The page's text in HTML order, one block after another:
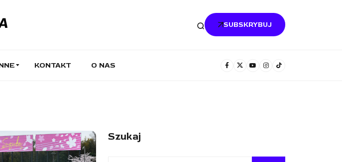
SUBSKRYBUJ
KONTAKT O NAS
Szukaj